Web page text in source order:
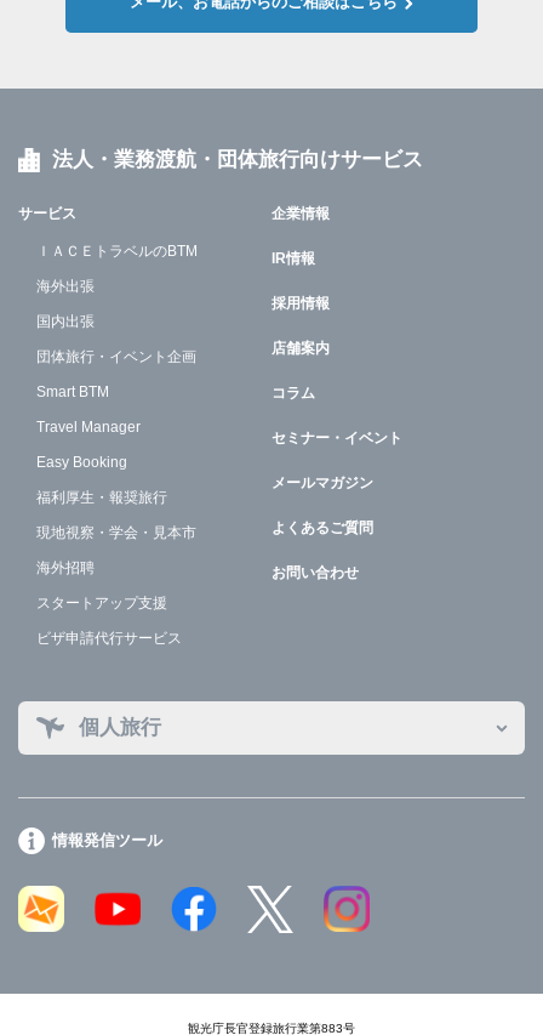
法人・業務渡航・団体旅行向けサービス
サービス
ＩＡＣＥトラベルのBTM
海外出張
国内出張
団体旅行・イベント企画
Smart BTM
Travel Manager
Easy Booking
福利厚生・報奨旅行
現地視察・学会・見本市
海外招聘
スタートアップ支援
ビザ申請代行サービス
企業情報
IR情報
採用情報
店舗案内
コラム
セミナー・イベント
メールマガジン
よくあるご質問
お問い合わせ
個人旅行
情報発信ツール
観光庁長官登録旅行業第883号